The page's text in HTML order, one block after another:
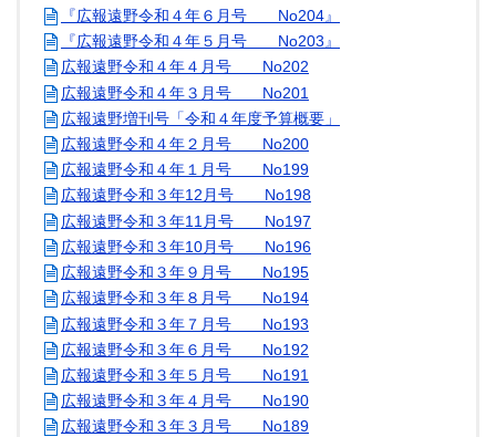
『広報遠野令和４年６月号 No204』
『広報遠野令和４年５月号 No203』
広報遠野令和４年４月号 No202
広報遠野令和４年３月号 No201
広報遠野増刊号「令和４年度予算概要」
広報遠野令和４年２月号 No200
広報遠野令和４年１月号 No199
広報遠野令和３年12月号 No198
広報遠野令和３年11月号 No197
広報遠野令和３年10月号 No196
広報遠野令和３年９月号 No195
広報遠野令和３年８月号 No194
広報遠野令和３年７月号 No193
広報遠野令和３年６月号 No192
広報遠野令和３年５月号 No191
広報遠野令和３年４月号 No190
広報遠野令和３年３月号 No189